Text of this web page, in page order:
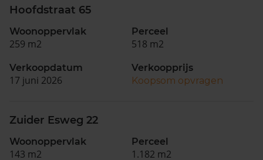
Hoofdstraat 65
Woonoppervlak
259 m2
Perceel
518 m2
Verkoopdatum
17 juni 2026
Verkoopprijs
Koopsom opvragen
Zuider Esweg 22
Woonoppervlak
143 m2
Perceel
1.182 m2